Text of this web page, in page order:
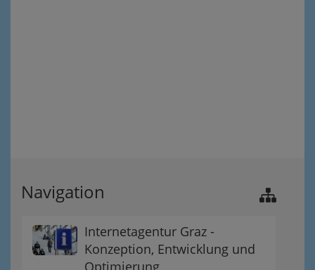
Navigation
Internetagentur Graz -
Konzeption, Entwicklung und
Optimierung